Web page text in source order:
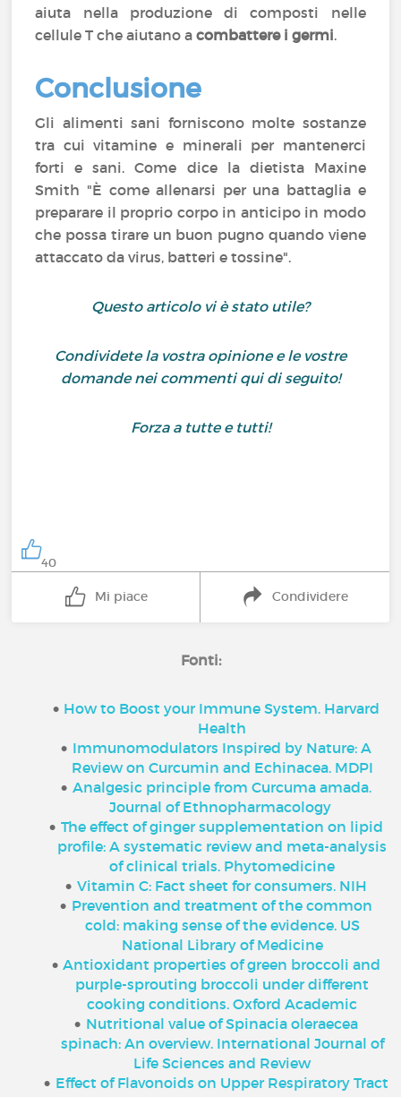
aiuta nella produzione di composti nelle
cellule T che aiutano acombattere i germi.
Conclusione
Gli alimenti sani forniscono molte sostanze
tra cui vitamine e minerali per mantenerci
forti e sani. Come dice la dietista Maxine
Smith "È come allenarsi per una battaglia e
preparare il proprio corpo in anticipo in modo
che possa tirare un buon pugno quando viene
attaccato da virus, batteri e tossine".
Questo articolo vi è stato utile?
Condividete la vostra opinione e le vostre
domande nei commenti qui di seguito!
Forza a tutte e tutti!
40
Mi piace Condividere
Fonti:
How to Boost your Immune System. Harvard
Health
Immunomodulators Inspired by Nature: A
Review on Curcumin and Echinacea. MDPI
Analgesic principle from Curcuma amada.
Journal of Ethnopharmacology
The effect of ginger supplementation on lipid
profile: A systematic review and meta-analysis
of clinical trials. Phytomedicine
Vitamin C: Fact sheet for consumers. NIH
Prevention and treatment of the common
cold: making sense of the evidence. US
National Library of Medicine
Antioxidant properties of green broccoli and
purple-sprouting broccoli under different
cooking conditions. Oxford Academic
Nutritional value of Spinacia oleraecea
spinach: An overview. International Journal of
Life Sciences and Review
Effect of Flavonoids on Upper Respiratory Tract